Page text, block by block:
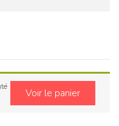
Voir le panier